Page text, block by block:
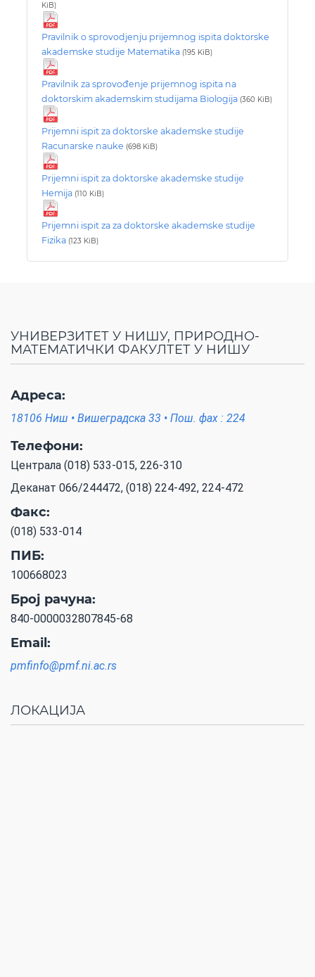
KiB)
Pravilnik o sprovodjenju prijemnog ispita doktorske
akademske studije Matematika (195 KiB)
Pravilnik za sprovođenje prijemnog ispita na
doktorskim akademskim studijama Biologija (360 KiB)
Prijemni ispit za doktorske akademske studije
Racunarske nauke (698 KiB)
Prijemni ispit za doktorske akademske studije
Hemija (110 KiB)
Prijemni ispit za za doktorske akademske studije
Fizika (123 KiB)
УНИВЕРЗИТЕТ У НИШУ, ПРИРОДНО-
МАТЕМАТИЧКИ ФАКУЛТЕТ У НИШУ
Адреса:
18106 Ниш • Вишеградска 33 • Пош. фах : 224
Телефони:
Централа (018) 533-015, 226-310
Деканат 066/244472, (018) 224-492, 224-472
Факс:
(018) 533-014
ПИБ:
100668023
Број рачуна:
840-0000032807845-68
Email:
pmfinfo@pmf.ni.ac.rs
ЛОКАЦИЈА